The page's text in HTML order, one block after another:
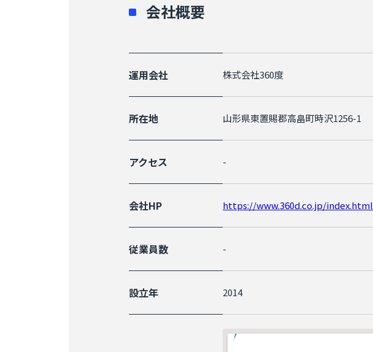
会社概要
運用会社 株式会社360度
所在地 山形県東置賜郡高畠町時沢1256-1
アクセス -
会社HP https://www.360d.co.jp/index.html
従業員数 -
設立年 2014